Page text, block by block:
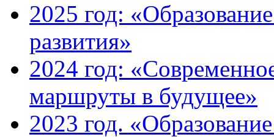
2025 год:
развития»
2024 год:
маршруты в будущее»
2023 год.